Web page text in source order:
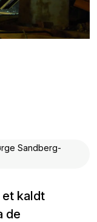
Sandberg-
et kaldt
de